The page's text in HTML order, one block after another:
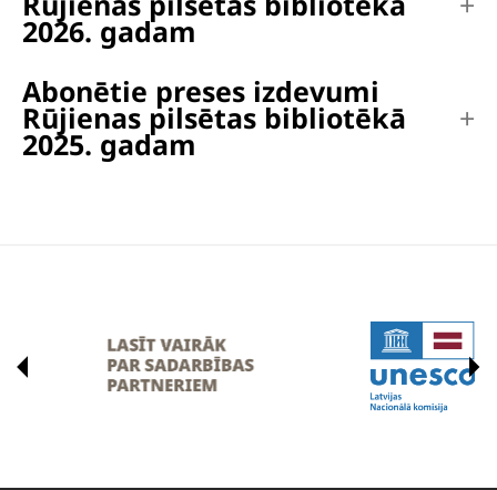
2026. gadam
Abonētie preses izdevumi
Rūjienas pilsētas bibliotēkā
2025. gadam